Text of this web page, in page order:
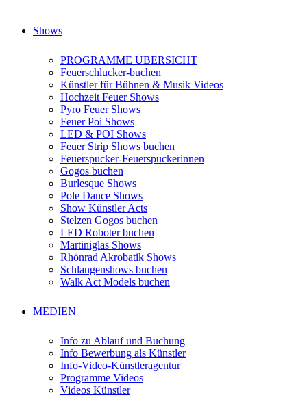
Shows
PROGRAMME ÜBERSICHT
Feuerschlucker-buchen
Künstler für Bühnen & Musik Videos
Hochzeit Feuer Shows
Pyro Feuer Shows
Feuer Poi Shows
LED & POI Shows
Feuer Strip Shows buchen
Feuerspucker-Feuerspuckerinnen
Gogos buchen
Burlesque Shows
Pole Dance Shows
Show Künstler Acts
Stelzen Gogos buchen
LED Roboter buchen
Martiniglas Shows
Rhönrad Akrobatik Shows
Schlangenshows buchen
Walk Act Models buchen
MEDIEN
Info zu Ablauf und Buchung
Info Bewerbung als Künstler
Info-Video-Künstleragentur
Programme Videos
Videos Künstler